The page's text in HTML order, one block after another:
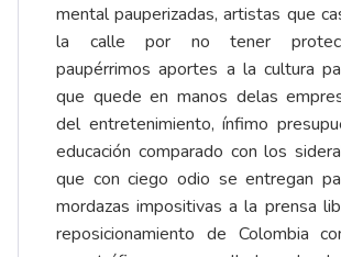
mental pauperizadas, artistas que
la calle por no tener
paupérrimos aportes a la cultura
que quede en manos delas
del entretenimiento, ínfimo
educación comparado con los
que con ciego odio se entregan
mordazas impositivas a la prensa
reposicionamiento de Colombia